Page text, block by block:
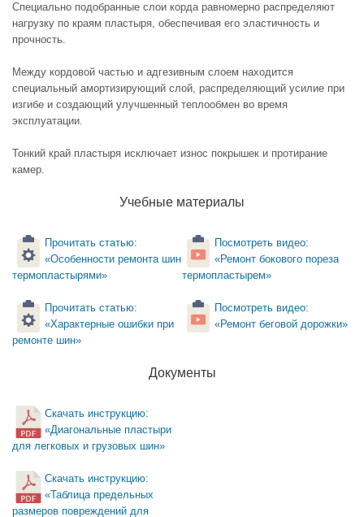
Специально подобранные слои корда равномерно распределяют
нагрузку по краям пластыря, обеспечивая его эластичность и
прочность.
Между кордовой частью и адгезивным слоем находится
специальный амортизирующий слой, распределяющий усилие при
изгибе и создающий улучшенный теплообмен во время
эксплуатации.
Тонкий край пластыря исключает износ покрышек и протирание
камер.
Учебные материалы
Прочитать статью:
«Особенности ремонта шин
термопластырями»
Прочитать статью:
«Характерные ошибки при
ремонте шин»
Посмотреть видео:
«Ремонт бокового пореза
термопластырем»
Посмотреть видео:
«Ремонт беговой дорожки»
Документы
Скачать инструкцию:
«Диагональные пластыри
для легковых и грузовых шин»
Скачать инструкцию:
«Таблица предельных
размеров повреждений для